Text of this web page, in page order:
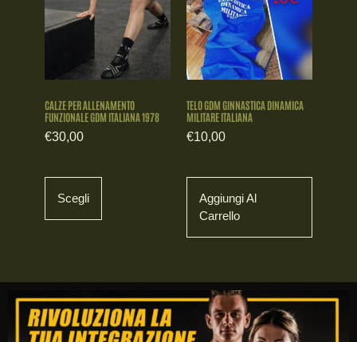
CALZE PER ALLENAMENTO
FUNZIONALE GDM ITALIANA 1978
€30,00
Scegli
TELO GDM GINNASTICA DINAMICA
MILITARE ITALIANA
€10,00
Aggiungi Al
Carrello